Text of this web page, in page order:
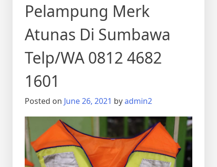
Pelampung Merk
Atunas Di Sumbawa
Telp/WA 0812 4682
1601
Posted on June 26, 2021 byadmin2